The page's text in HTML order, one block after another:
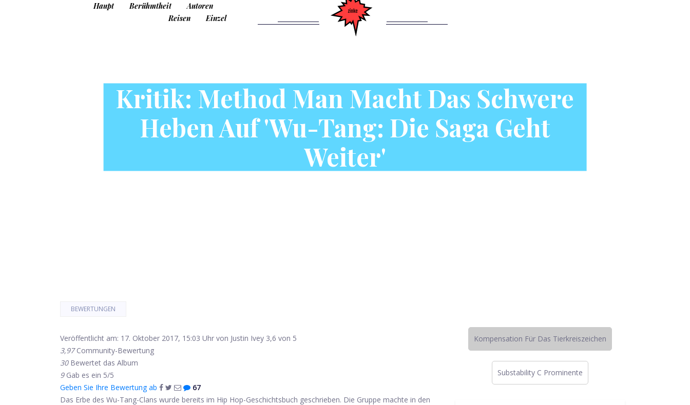
Haupt Berühmtheit
Autoren
Reisen
Einzel
Kritik: Method Man Macht Das Schwere
Heben Auf 'Wu-Tang: Die Saga Geht
Weiter'
BEWERTUNGEN
Veröffentlicht am: 17. Oktober 2017, 15:03 Uhr von Justin Ivey 3,6 von 5
3,97 Community-Bewertung
30 Bewertet das Album
9 Gab es ein 5/5
Geben Sie Ihre Bewertung ab
67
Das Erbe des Wu-Tang-Clans wurde bereits im Hip Hop-Geschichtsbuch geschrieben. Die Gruppe machte in den
Kompensation Für Das Tierkreiszeichen
Substability C Prominente